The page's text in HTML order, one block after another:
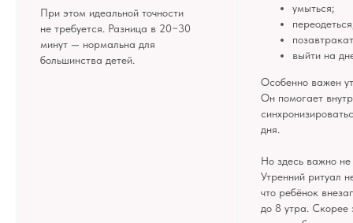
При этом идеальной точности
не требуется. Разница в 20−30
минут — нормальна для
большинства детей.
умыться;
выйти на
Особенно важен
Он помогает
дня.
Но здесь важно не
Утренний ритуал
что ребёнок
до 8 утра. Скорее